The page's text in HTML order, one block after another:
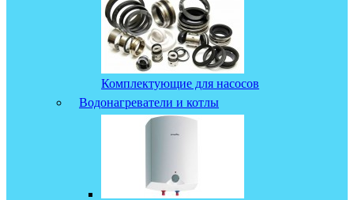
Комплектующие для насосов
Водонагреватели и котлы